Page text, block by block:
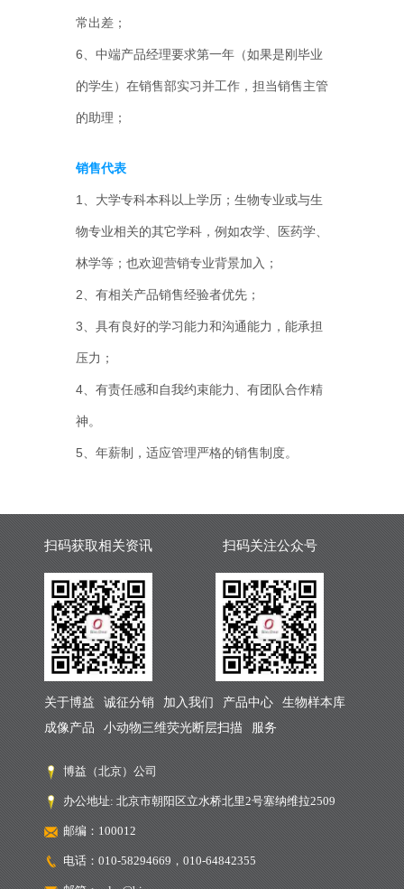
常出差；
6、中端产品经理要求第一年（如果是刚毕业
的学生）在销售部实习并工作，担当销售主管
的助理；
销售代表
1、大学专科本科以上学历；生物专业或与生
物专业相关的其它学科，例如农学、医药学、
林学等；也欢迎营销专业背景加入；
2、有相关产品销售经验者优先；
3、具有良好的学习能力和沟通能力，能承担
压力；
4、有责任感和自我约束能力、有团队合作精
神。
5、年薪制，适应管理严格的销售制度。
扫码获取相关资讯 扫码关注公众号
关于博益 诚征分销 加入我们 产品中心
生物样本库
成像产品
小动物三维荧光断层扫描 服务
博益（北京）公司
办公地址: 北京市朝阳区立水桥北里2号塞纳维拉2509
邮编：100012
电话：010-58294669，010-64842355